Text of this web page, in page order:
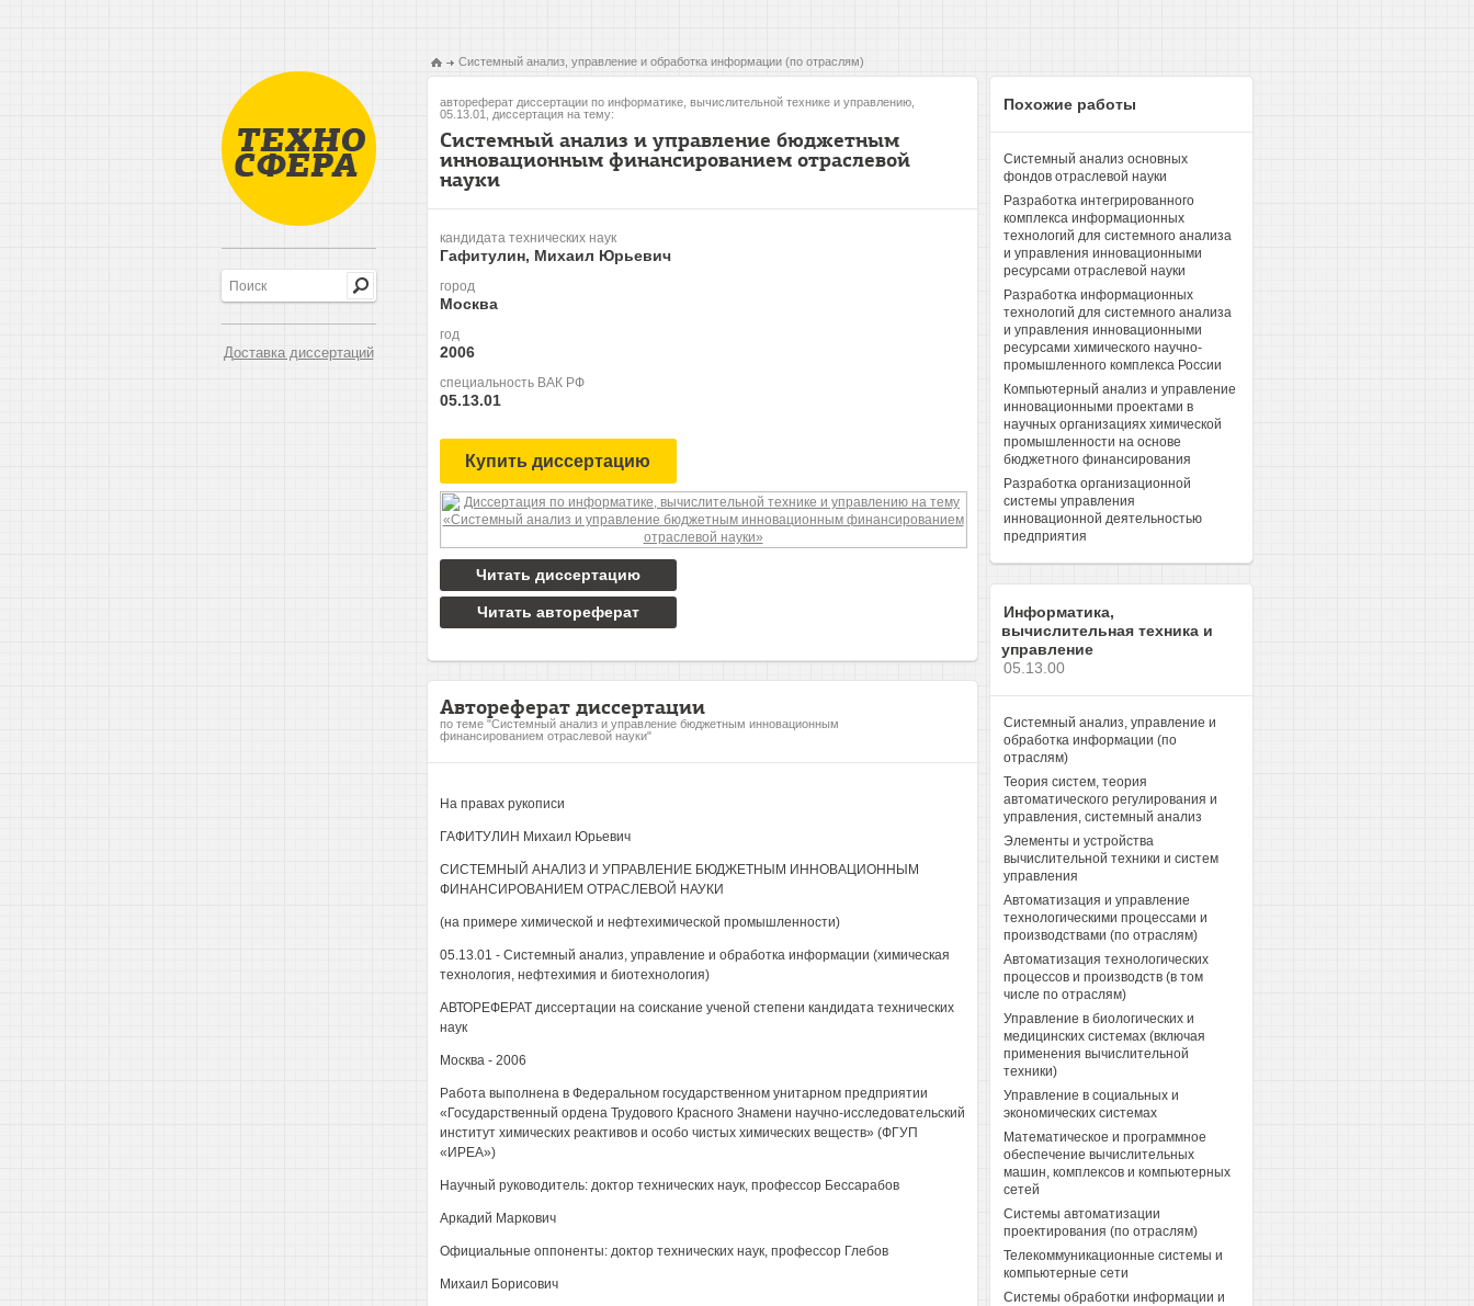
Доставка диссертаций
Системный анализ, управление и обработка информации (по отраслям)
автореферат диссертации по информатике, вычислительной технике и управлению,
05.13.01, диссертация на тему:
Системный анализ и управление бюджетным
инновационным финансированием отраслевой
науки
кандидата технических наук
Гафитулин, Михаил Юрьевич
город
Москва
год
2006
специальность ВАК РФ
05.13.01
Купить диссертацию
Читать диссертацию
Читать автореферат
Автореферат диссертации
по теме "Системный анализ и управление бюджетным инновационным
финансированием отраслевой науки"
На правах рукописи
ГАФИТУЛИН Михаил Юрьевич
СИСТЕМНЫЙ АНАЛИЗ И УПРАВЛЕНИЕ БЮДЖЕТНЫМ ИННОВАЦИОННЫМ
ФИНАНСИРОВАНИЕМ ОТРАСЛЕВОЙ НАУКИ
(на примере химической и нефтехимической промышленности)
05.13.01 - Системный анализ, управление и обработка информации (химическая
технология, нефтехимия и биотехнология)
АВТОРЕФЕРАТ диссертации на соискание ученой степени кандидата технических
наук
Москва - 2006
Работа выполнена в Федеральном государственном унитарном предприятии
«Государственный ордена Трудового Красного Знамени научно-исследовательский
институт химических реактивов и особо чистых химических веществ» (ФГУП
«ИРЕА»)
Научный руководитель: доктор технических наук, профессор Бессарабов
Аркадий Маркович
Официальные оппоненты: доктор технических наук, профессор Глебов
Михаил Борисович
Похожие работы
Системный анализ основных
фондов отраслевой науки
Разработка интегрированного
комплекса информационных
технологий для системного анализа
и управления инновационными
ресурсами отраслевой науки
Разработка информационных
технологий для системного анализа
и управления инновационными
ресурсами химического научно-
промышленного комплекса России
Компьютерный анализ и управление
инновационными проектами в
научных организациях химической
промышленности на основе
бюджетного финансирования
Разработка организационной
системы управления
инновационной деятельностью
предприятия
Информатика,
вычислительная техника и
управление
05.13.00
Системный анализ, управление и
обработка информации (по
отраслям)
Теория систем, теория
автоматического регулирования и
управления, системный анализ
Элементы и устройства
вычислительной техники и систем
управления
Автоматизация и управление
технологическими процессами и
производствами (по отраслям)
Автоматизация технологических
процессов и производств (в том
числе по отраслям)
Управление в биологических и
медицинских системах (включая
применения вычислительной
техники)
Управление в социальных и
экономических системах
Математическое и программное
обеспечение вычислительных
машин, комплексов и компьютерных
сетей
Системы автоматизации
проектирования (по отраслям)
Телекоммуникационные системы и
компьютерные сети
Системы обработки информации и